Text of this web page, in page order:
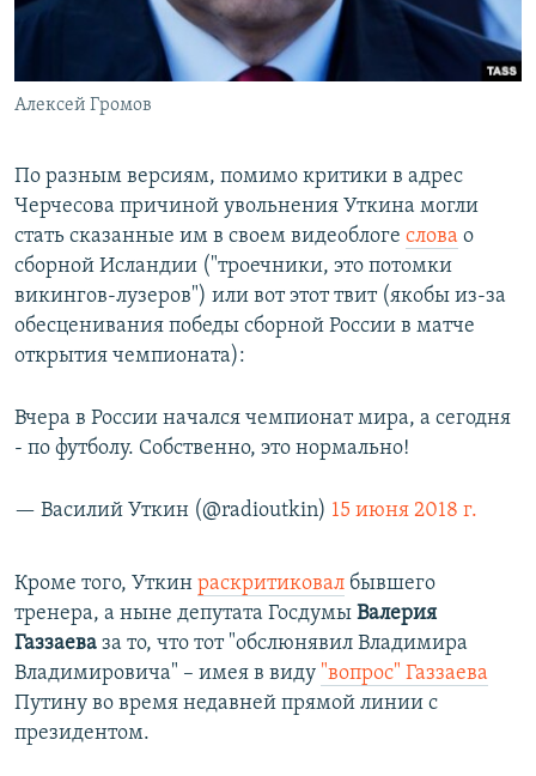
Алексей Громов
По разным версиям, помимо критики в адрес
Черчесова причиной увольнения Уткина могли
стать сказанные им в своем видеоблоге слова о
сборной Исландии ("троечники, это потомки
викингов-лузеров") или вот этот твит (якобы из-за
обесценивания победы сборной России в матче
открытия чемпионата):
Вчера в России начался чемпионат мира, а сегодня
- по футболу. Собственно, это нормально!
— Василий Уткин (@radioutkin) 15 июня 2018 г.
Кроме того, Уткин раскритиковал бывшего
тренера, а ныне депутата Госдумы Валерия
Газзаева за то, что тот "обслюнявил Владимира
Владимировича" – имея в виду "вопрос" Газзаева
Путину во время недавней прямой линии с
президентом.